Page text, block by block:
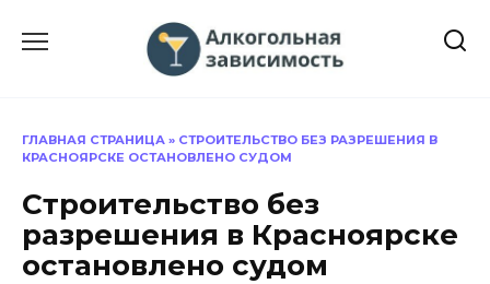
ГЛАВНАЯ СТРАНИЦА » СТРОИТЕЛЬСТВО БЕЗ РАЗРЕШЕНИЯ В
КРАСНОЯРСКЕ ОСТАНОВЛЕНО СУДОМ
Строительство без
разрешения в Красноярске
остановлено судом